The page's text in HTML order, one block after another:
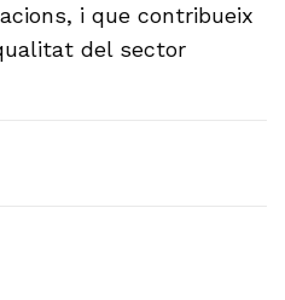
i que contribueix
del sector